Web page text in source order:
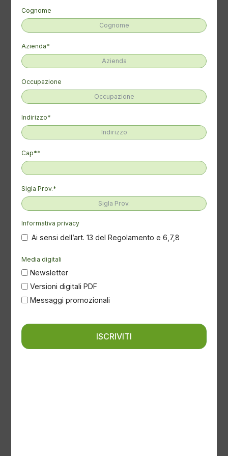
Cognome
Azienda*
Occupazione
Indirizzo*
Cap**
Sigla Prov.*
Informativa privacy
Ai sensi dell’art. 13 del Regolamento e 6,7,8
Media digitali
Newsletter
Versioni digitali PDF
Messaggi promozionali
ISCRIVITI
pubblica i due Decreti relativi ai fondi del PNRR disponibili
nel 2024,Kempowermostra in un video l'installazione
realizzata per
a Bologna,
Plenitude Be Charge
centri urbani.
E tanto altro ancora.
Se vuoi ricevere la newsletterclicca qui
Se vuoi consultare l’archivioclicca qui
Condividi su:
Articoli correlati
News
Gennaio 15, 2024
E.ON inaugura in Germania un centro dedicato ai
News